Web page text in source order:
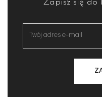
Zapisz się do